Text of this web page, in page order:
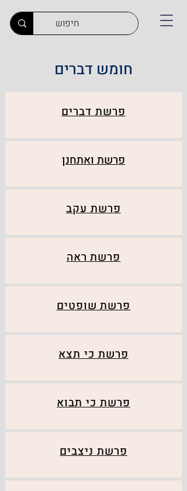
חומש דברים
פרשת דברים
פרשת ואתחנן
פרשת עקב
פרשת ראה
פרשת שופטים
פרשת כי תצא
פרשת כי תבוא
פרשת ניצבים